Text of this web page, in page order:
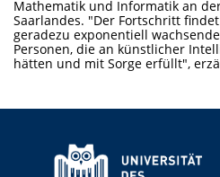
NEU: Internationale
Neu am SIC?
Lehrveranstaltungen &
Semestertermine &
Prüfungsangelegenheiten
Vom Studium in den Beruf
ProfessorInnen
Study Scheduler
Forschungsfelder
ProfessorInnen
Forschungsgruppen
Bibliothek
Gründen & Investieren
Preise, Auszeichnungen und
Expertise am SIC
Start-ups
Forschungshighlights
IT-Themenabend
Saarland Informatics Campus
Ranking
Preise, Auszeichnungen und
Anfahrt
Mathematik und Informatik an
Saarlandes. "Der Fortschritt
geradezu exponentiell
Personen, die an künstlicher
hätten und mit Sorge erfüllt",